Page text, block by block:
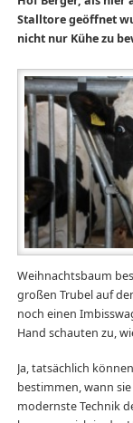
Stalltore geöffnet
nicht nur Kühe zu
Weihnachtsbaum
großen Trubel auf
noch einen
Hand schauten zu,
Ja, tatsächlich
bestimmen, wann
modernste Technik